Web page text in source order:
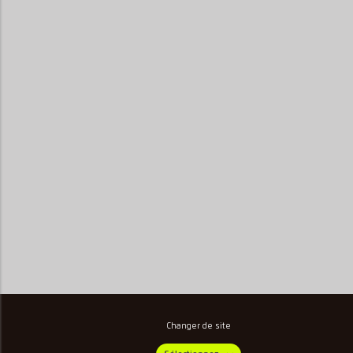
Changer de site